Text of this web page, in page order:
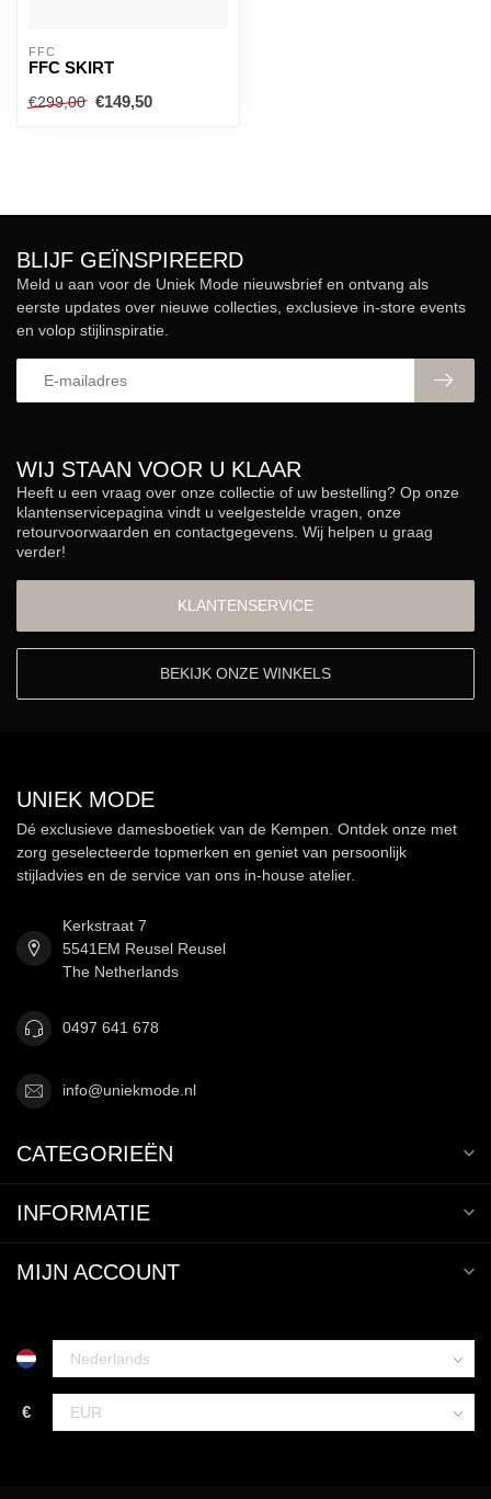
FFC
FFC SKIRT
€299,00 €149,50
WIJ STAAN VOOR U KLAAR
Heeft u een vraag over onze collectie of uw bestelling? Op onze
klantenservicepagina vindt u veelgestelde vragen, onze
retourvoorwaarden en contactgegevens. Wij helpen u graag
verder!
KLANTENSERVICE
BEKIJK ONZE WINKELS
BLIJF GEÏNSPIREERD
Meld u aan voor de Uniek Mode nieuwsbrief en ontvang als
eerste updates over nieuwe collecties, exclusieve in-store events
en volop stijlinspiratie.
UNIEK MODE
Dé exclusieve damesboetiek van de Kempen. Ontdek onze met
zorg geselecteerde topmerken en geniet van persoonlijk
stijladvies en de service van ons in-house atelier.
Kerkstraat 7
5541EM Reusel Reusel
The Netherlands
0497 641 678
info@uniekmode.nl
CATEGORIEËN
INFORMATIE
MIJN ACCOUNT
€